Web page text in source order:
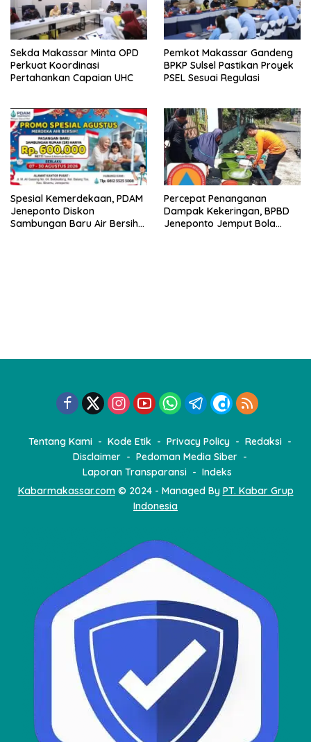
Sekda Makassar Minta OPD
Perkuat Koordinasi
Pertahankan Capaian UHC
Pemkot Makassar Gandeng
BPKP Sulsel Pastikan Proyek
PSEL Sesuai Regulasi
Spesial Kemerdekaan, PDAM
Jeneponto Diskon
Sambungan Baru Air Bersih
Percepat Penanganan
Dampak Kekeringan, BPBD
Jeneponto Jemput Bola
Tentang Kami Kode Etik Privacy Policy
Redaksi
Disclaimer
Pedoman Media Siber
Laporan Transparansi
Indeks
Kabarmakassar.com© 2024 - Managed By PT. Kabar Grup
Indonesia